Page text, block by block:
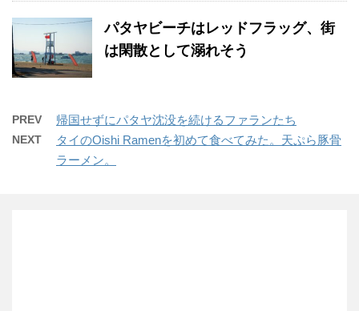
パタヤビーチはレッドフラッグ、街
は閑散として溺れそう
PREV 帰国せずにパタヤ沈没を続けるファランたち
NEXT
タイのOishi Ramenを初めて食べてみた。天ぷら豚骨
ラーメン。